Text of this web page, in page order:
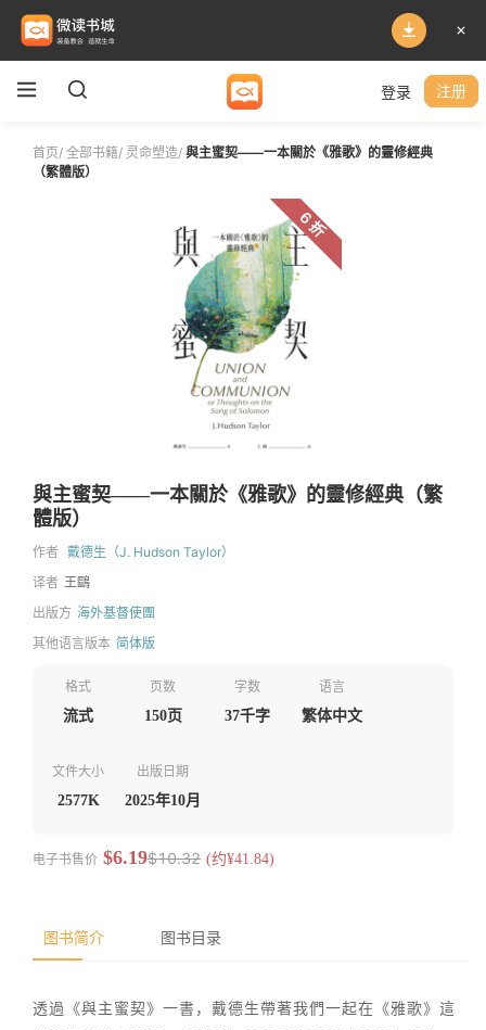
登录 注册
首页/ 全部书籍/ 灵命塑造/ 與主蜜契——一本關於《雅歌》的靈修經典
（繁體版）
6 折
與主蜜契——一本關於《雅歌》的靈修經典（繁
體版）
作者 戴德生（J. Hudson Taylor）
译者 王鷗
出版方 海外基督使團
其他语言版本 简体版
格式
流式
页数
150页
字数
37千字
语言
繁体中文
文件大小
2577K
出版日期
2025年10月
电子书售价 $6.19$10.32 (约¥41.84)
图书简介 图书目录
透過《與主蜜契》一書，戴德生帶著我們一起在《雅歌》這